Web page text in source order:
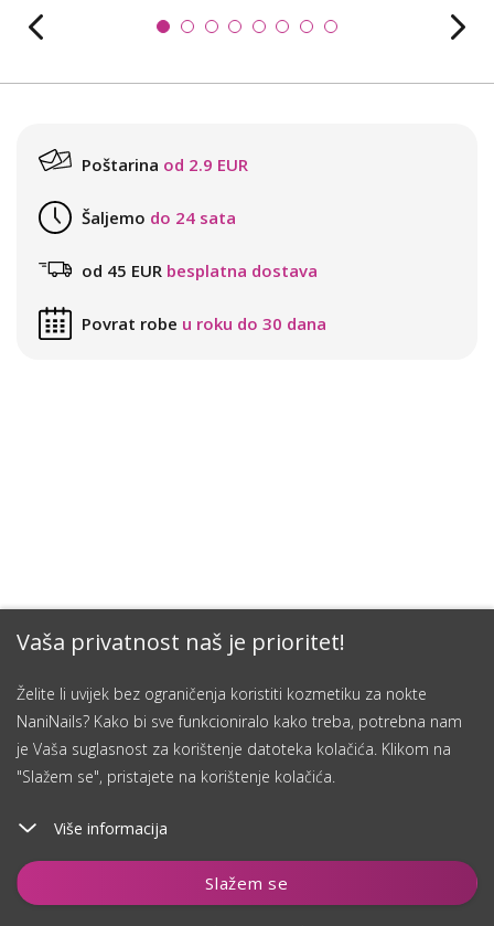
Vaša privatnost naš je prioritet!
Želite li uvijek bez ograničenja koristiti kozmetiku za nokte
NaniNails? Kako bi sve funkcioniralo kako treba, potrebna nam
je Vaša suglasnost za korištenje datoteka kolačića. Klikom na
"Slažem se", pristajete na korištenje kolačića.
Više informacija
Slažem se
Dodaj u košaricu
Poštarina od 2.9 EUR
Šaljemo do 24 sata
od 45 EUR besplatna dostava
Povrat robe u roku do 30 dana